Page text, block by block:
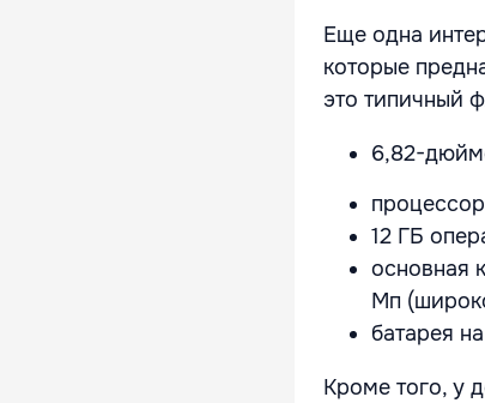
Еще одна
которые
это типичный
6,82-
12 ГБ
основная
Мп
батарея
Кроме того, у